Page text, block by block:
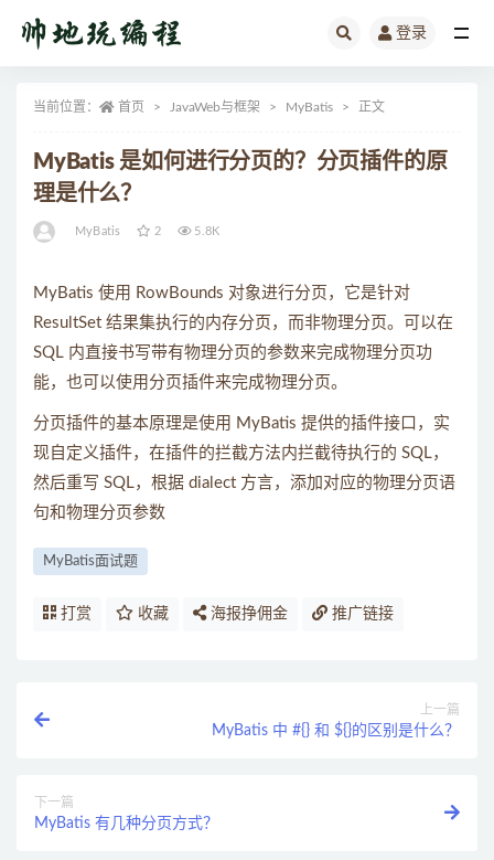
登录
当前位置： 首页 JavaWeb与框架 MyBatis 正文
MyBatis 是如何进行分页的？分页插件的原
理是什么？
MyBatis 2 5.8K
MyBatis 使用 RowBounds 对象进行分页，它是针对
ResultSet 结果集执行的内存分页，而非物理分页。可以在
SQL 内直接书写带有物理分页的参数来完成物理分页功
能，也可以使用分页插件来完成物理分页。
分页插件的基本原理是使用 MyBatis 提供的插件接口，实
现自定义插件，在插件的拦截方法内拦截待执行的 SQL，
然后重写 SQL，根据 dialect 方言，添加对应的物理分页语
句和物理分页参数
MyBatis面试题
打赏 收藏 海报挣佣金 推广链接
上一篇
MyBatis 中 #{} 和 ${}的区别是什么？
下一篇
MyBatis 有几种分页方式？